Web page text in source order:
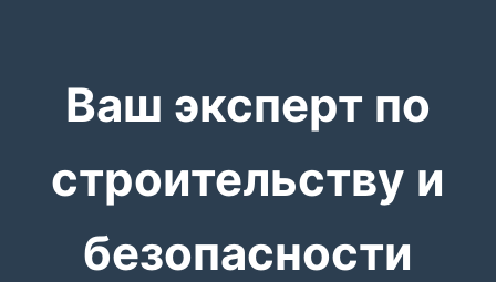
Ваш эксперт по
строительству и
безопасности